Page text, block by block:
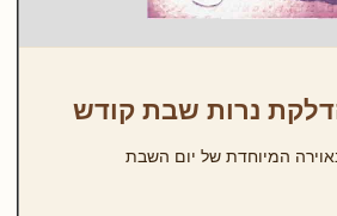
נרות שבת קודש
המיוחדת של יום השבת